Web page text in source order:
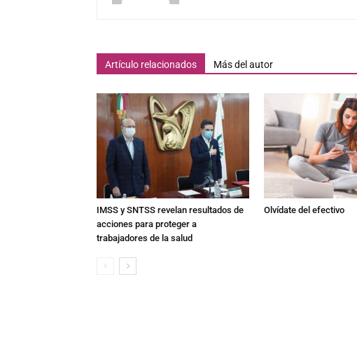
Artículo relacionados Más del autor
IMSS y SNTSS revelan resultados de
acciones para proteger a
trabajadores de la salud
Olvídate del efectivo